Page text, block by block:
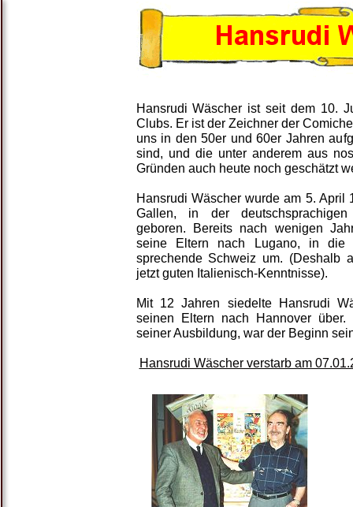
Hansrudi Wäscher ist seit dem 10.
Clubs. Er ist der Zeichner der
uns in den 50er und 60er Jahren
sind, und die unter anderem aus
Gründen auch heute noch geschätzt
Hansrudi Wäscher wurde am 5. April
Gallen, in der deutschsprachigen
geboren. Bereits nach wenigen
seine Eltern nach Lugano, in die
sprechende Schweiz um. (Deshalb
jetzt guten Italienisch-Kenntnisse).
Mit 12 Jahren siedelte Hansrudi
seinen Eltern nach Hannover
seiner Ausbildung, war der Beginn
Hansrudi Wäscher verstarb am